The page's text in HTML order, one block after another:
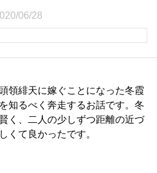
06/28
領緋天に嫁ぐことになった冬霞
知るべく奔走するお話です。冬
く、二人の少しずつ距離の近づ
くて良かったです。